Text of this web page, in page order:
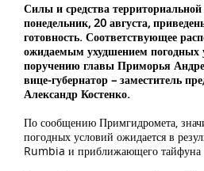
Силы и средства
понедельник, 20 августа,
готовность. Соответствующее
ожидаемым ухудшением погодных
поручению главы Приморья
вице-губернатор – заместитель
Александр Костенко.
По сообщению Примгидромета,
погодных условий ожидается в
Rumbia и приближающего